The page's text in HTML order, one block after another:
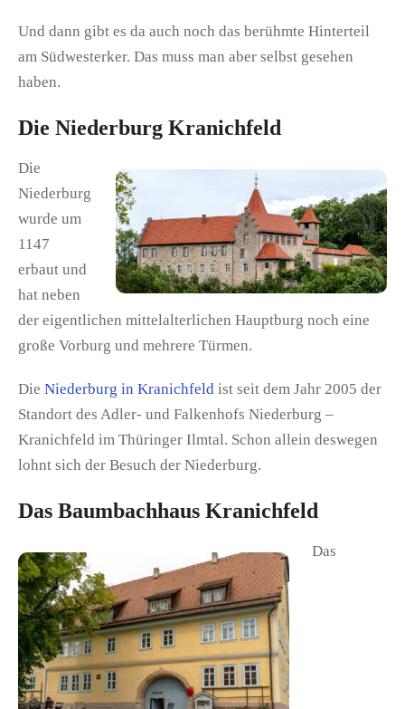
Und dann gibt es da auch noch das berühmte Hinterteil
am Südwesterker. Das muss man aber selbst gesehen
haben.
Die Niederburg Kranichfeld
Die
Niederburg
wurde um
1147
erbaut und
hat neben
der eigentlichen mittelalterlichen Hauptburg noch eine
große Vorburg und mehrere Türmen.
Die Niederburg in Kranichfeld ist seit dem Jahr 2005 der
Standort des Adler- und Falkenhofs Niederburg –
Kranichfeld im Thüringer Ilmtal. Schon allein deswegen
lohnt sich der Besuch der Niederburg.
Das Baumbachhaus Kranichfeld
Das